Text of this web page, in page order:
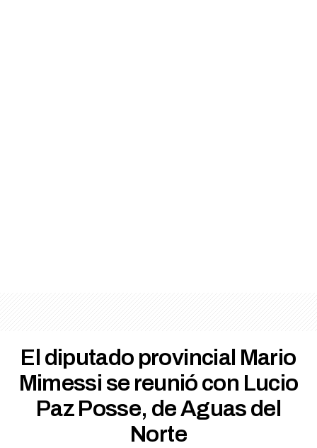
El diputado provincial Mario
Mimessi se reunió con Lucio
Paz Posse, de Aguas del
Norte